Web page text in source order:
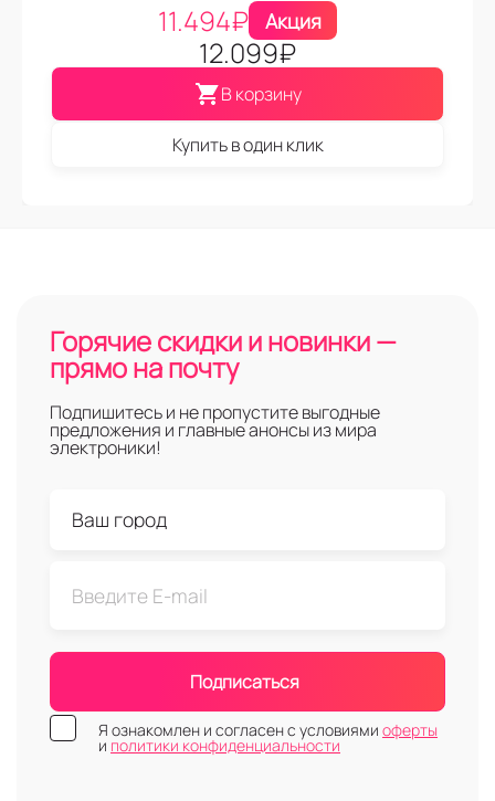
11.494₽ Акция
12.099₽
В корзину
Купить в один клик
Горячие скидки и новинки —
прямо на почту
Подпишитесь и не пропустите выгодные
предложения и главные анонсы из мира
электроники!
Подписаться
Я ознакомлен и согласен с условиями оферты
и политики конфиденциальности